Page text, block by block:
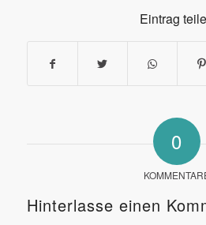
Eintrag
0
Hinterlasse einen